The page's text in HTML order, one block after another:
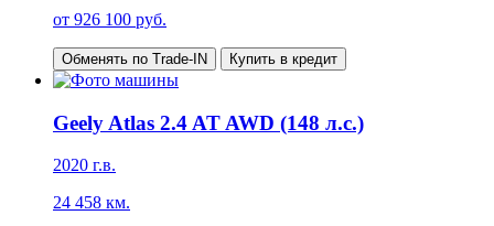
от 926 100 руб.
Обменять по Trade-IN Купить в кредит
Geely Atlas 2.4 AT AWD (148 л.с.)
2020 г.в.
24 458 км.